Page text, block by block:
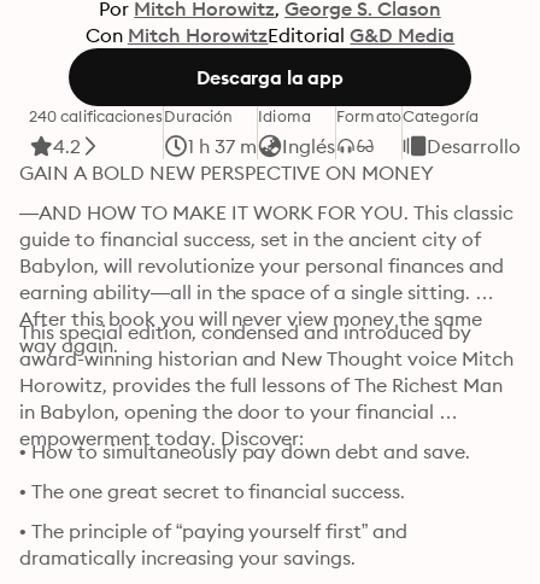
Por Mitch Horowitz George S. Clason
Con Mitch HorowitzEditorial G&D Media
Descarga la app
240 calificaciones
4.2
Duración
1 h 37 m
Idioma
Inglés
FormatoCategoría
Desarrollo
GAIN A BOLD NEW PERSPECTIVE ON MONEY
—AND HOW TO MAKE IT WORK FOR YOU. This classic
guide to financial success, set in the ancient city of
Babylon, will revolutionize your personal finances and
earning ability—all in the space of a single sitting.
After this book you will never view money the same
way again.
This special edition, condensed and introduced by
award-winning historian and New Thought voice Mitch
Horowitz, provides the full lessons of The Richest Man
in Babylon, opening the door to your financial
empowerment today. Discover:
• How to simultaneously pay down debt and save.
• The one great secret to financial success.
• The principle of “paying yourself first” and
dramatically increasing your savings.